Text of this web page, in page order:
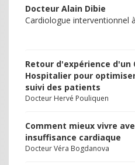
Docteur Alain Dibie
Cardiologue interventionnel
Retour d'expérience d'un
Hospitalier pour
suivi des patients
Docteur Hervé Pouliquen
Comment mieux vivre
insuffisance cardiaque
Docteur Véra Bogdanova